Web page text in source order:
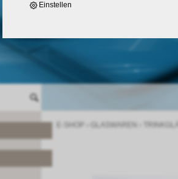
Einstellen